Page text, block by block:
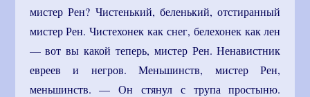
мистер Рен? Чистенький, беленький, отстиранный
мистер Рен. Чистехонек как снег, белехонек как лен
— вот вы какой теперь, мистер Рен. Ненавистник
евреев и негров. Меньшинств, мистер Рен,
меньшинств. — Он стянул с трупа простыню.